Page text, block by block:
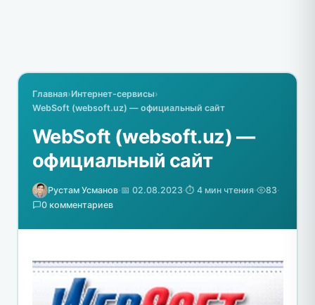
Главная›Интернет-сервисы›
WebSoft (websoft.uz) — официальный сайт
WebSoft (websoft.uz) —
официальный сайт
Рустам Усманов·📅 02.08.2023·⏱️ 4 мин чтения· 83·
0 комментариев